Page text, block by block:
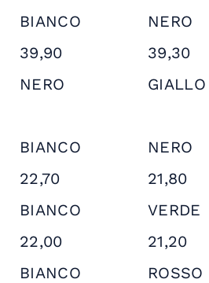
BIANCO NERO
39,90 39,30
NERO GIALLO
BIANCO NERO
22,70 21,80
BIANCO VERDE
22,00 21,20
BIANCO ROSSO